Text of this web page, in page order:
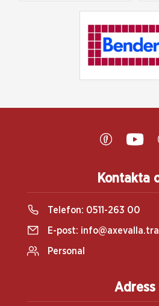
Kontakta
Telefon: 0511-263 00
E-post:
Personal
Adress